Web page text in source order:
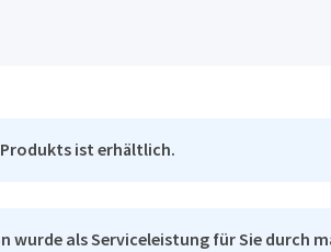
Produkts ist erhältlich.
wurde als Serviceleistung für Sie durch